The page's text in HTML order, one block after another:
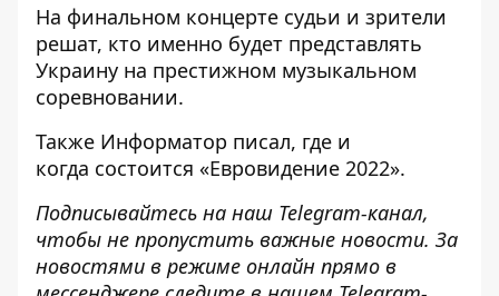
На финальном концерте судьи и зрители
решат, кто именно будет представлять
Украину на престижном музыкальном
соревновании.
Также Информатор писал, где и
когда состоится «Евровидение 2022».
Подписывайтесь на наш Telegram-канал,
чтобы не пропустить важные новости. За
новостями в режиме онлайн прямо в